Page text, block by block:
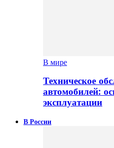
В мире
Техническое
автомобилей:
эксплуатации
В России